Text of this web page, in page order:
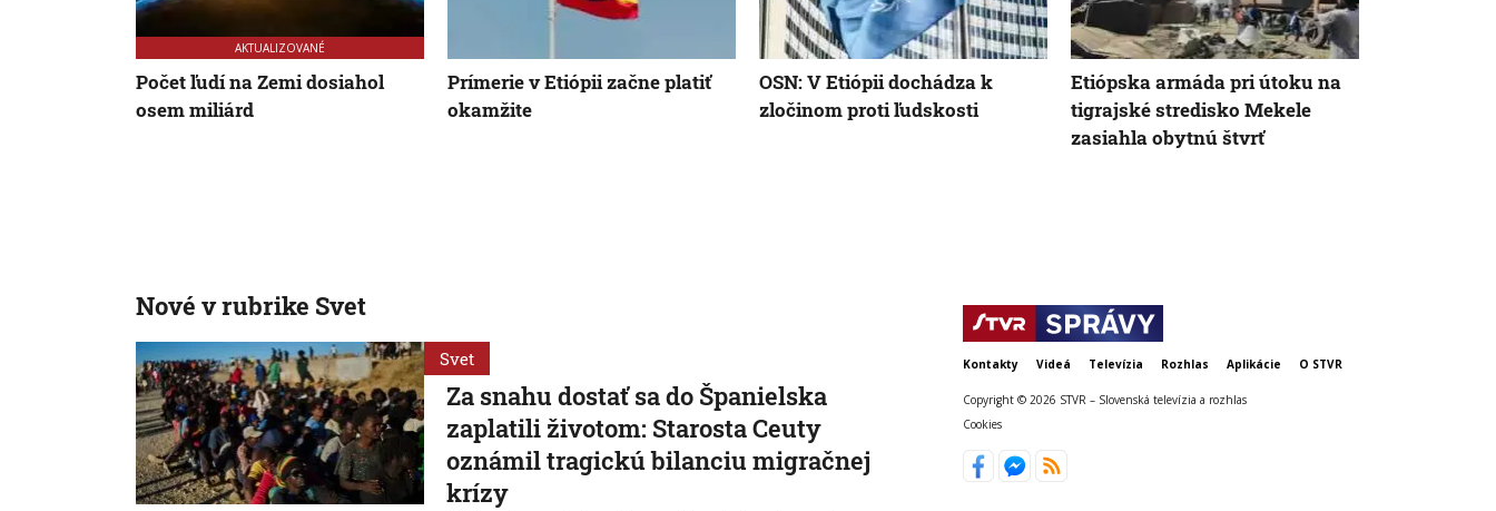
AKTUALIZOVANÉ
Počet ľudí na Zemi dosiahol
osem miliárd
Prímerie v Etiópii začne platiť
okamžite
OSN: V Etiópii dochádza k
zločinom proti ľudskosti
Etiópska armáda pri útoku na
tigrajské stredisko Mekele
zasiahla obytnú štvrť
Nové v rubrike Svet
Svet
Za snahu dostať sa do Španielska
zaplatili životom: Starosta Ceuty
oznámil tragickú bilanciu migračnej
krízy
Kontakty Videá Televízia Rozhlas Aplikácie O STVR
Copyright © 2026 STVR – Slovenská televízia a rozhlas
Cookies